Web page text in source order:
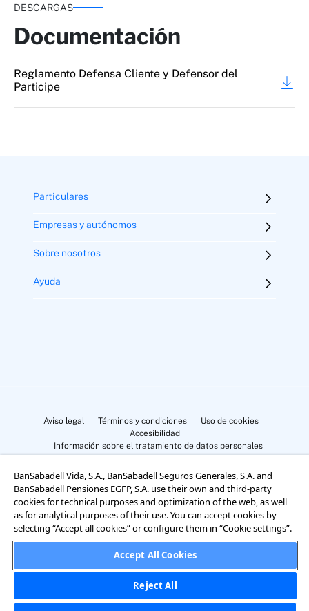
DESCARGAS
Documentación
Reglamento Defensa Cliente y Defensor del
Participe
Particulares
Empresas y autónomos
Sobre nosotros
Ayuda
Aviso legal Términos y condiciones
Uso de cookies
Accesibilidad
Información sobre el tratamiento de datos personales
Cookies Settings
BanSabadell Vida, S.A., BanSabadell Seguros Generales, S.A. and
BanSabadell Pensiones EGFP, S.A. use their own and third-party
cookies for technical purposes and optimization of the web, as well
as for analytical purposes of their use. You can accept cookies by
selecting “Accept all cookies” or configure them in “Cookie settings”.
Accept All Cookies
Reject All